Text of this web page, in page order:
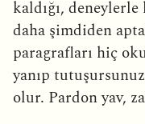
kaldığı,
daha şimdiden
paragrafları hiç
yanıp
olur. Pardon yav,